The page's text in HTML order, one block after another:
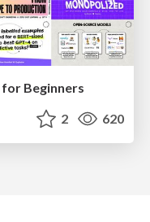
Beginners
2 620